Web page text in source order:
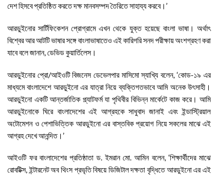
দেশ হিসবে প্রতিষ্ঠিত করতে দক্ষ মানবসম্পদ তৈরিতে সাহায্য করবে।’
আরডুইনোর সার্টিফিকেশন প্রোগ্রামে এখন থেকে যুক্ত হয়েছে বাংলা ভাষা। অর্থাৎ
বিশ্বের আর আটটি ভাষার সঙ্গে বাংলাভাষাতেও এই কারিগরি সনদ পরীক্ষায় অংশগ্রহণ করা
যাবে বলে জানান, ডেভিড কুয়ার্তিলেস।
আরডুইনোর প্রো/আইওটি বিজনেস ডেভেলপার মাসিমো স্যাখ্যি বলেন, ‘কোড-১৯ এর
মাধ্যমে বাংলাদেশে আরডুইনো এর যাত্রা নিয়ে ব্যক্তিগতভাবে আমি অনেক উৎসাহী।
আরডুইনো একটি আন্তর্জাতিক প্ল্যাটফর্ম যা পৃথিবীর বিভিন্ন মার্কেটে কাজ করে। আমি
আরডুইনোকে ঘিরে বাংলাদেশের এই আগ্রহকে সাধুবাদ জানাই এবং ইন্ডাস্ট্রিয়াল
অটোমেশন ও পেশাভিত্তিক আরডুইনো এর বাস্তবিক প্রয়োগ নিয়ে সকলের মাঝে এই
আগ্রহ দেখে আনন্দিত।’
আইওটি ফর বাংলাদেশের প্রতিষ্ঠাতা ড. ইমরান মো. আমিন বলেন, ‘শিক্ষার্থীদের মাঝে
রোবটিক্স, ইন্টারনেট অব থিংস প্রভৃতি বিষয়ে ডিজিটাল দক্ষতা বৃদ্ধিতে আরডুইনো এর এই